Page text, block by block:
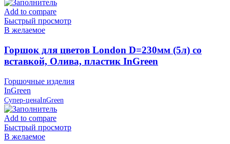
Add to compare
Быстрый просмотр
В желаемое
Горшок для цветов London D=230мм (5л) со
вставкой, Олива, пластик InGreen
Горшочные изделия
InGreen
Супер-ценаInGreen
Add to compare
Быстрый просмотр
В желаемое